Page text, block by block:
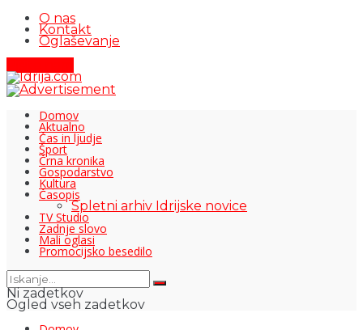
O nas
Kontakt
Oglaševanje
Domov
Aktualno
Čas in ljudje
Šport
Črna kronika
Gospodarstvo
Kultura
Časopis
Spletni arhiv Idrijske novice
TV Studio
Zadnje slovo
Mali oglasi
Promocijsko besedilo
Ni zadetkov
Ogled vseh zadetkov